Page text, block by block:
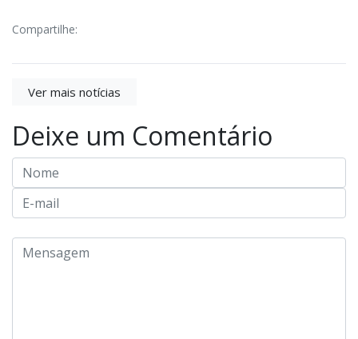
Compartilhe:
Ver mais notícias
Deixe um Comentário